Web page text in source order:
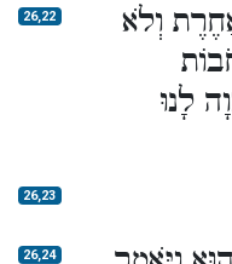
26,22
וְלֹא
לָנוּ
26,23
26,24